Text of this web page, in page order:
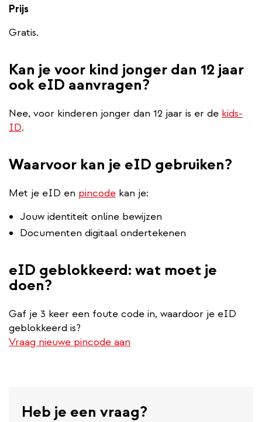
Prijs
Gratis.
Kan je voor kind jonger dan 12 jaar
ook eID aanvragen?
Nee, voor kinderen jonger dan 12 jaar is er de kids-
ID.
Waarvoor kan je eID gebruiken?
Met je eID en pincode kan je:
Jouw identiteit online bewijzen
Documenten digitaal ondertekenen
eID geblokkeerd: wat moet je
doen?
Gaf je 3 keer een foute code in, waardoor je eID
geblokkeerd is?
Vraag nieuwe pincode aan
Heb je een vraag?